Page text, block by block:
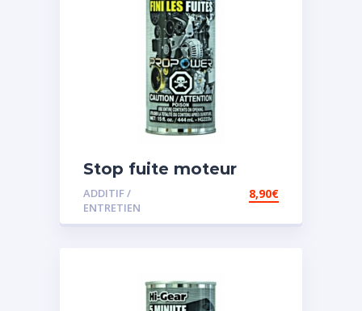
Stop fuite moteur
ADDITIF /
ENTRETIEN
8,90€